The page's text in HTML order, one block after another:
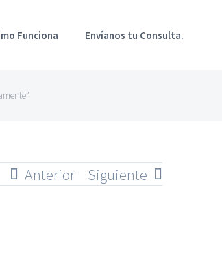
Funciona Envíanos tu Consulta.
Anterior Siguiente